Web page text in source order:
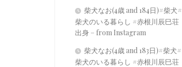
柴犬なお(4歳 and 184日)#柴犬#
柴犬のいる暮らし #赤根川辰巳荘
出身 – from Instagram
柴犬なお(4歳 and 183日)#柴犬#
柴犬のいる暮らし #赤根川辰巳荘